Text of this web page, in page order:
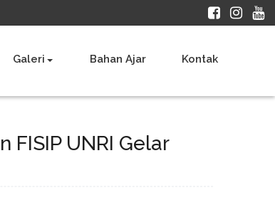
Galeri Bahan Ajar Kontak
UNRI Gelar